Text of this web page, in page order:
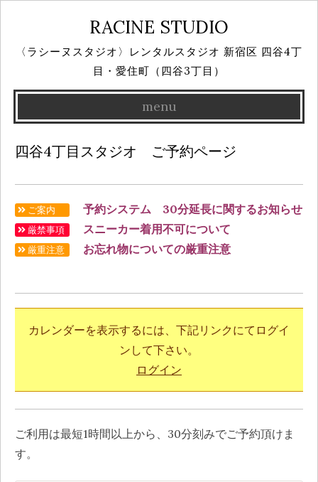
RACINE STUDIO
〈ラシーヌスタジオ〉レンタルスタジオ 新宿区 四谷4丁
目・愛住町（四谷3丁目）
menu
to
content
四谷4丁目スタジオ ご予約ページ
ご案内 予約システム 30分延長に関するお知らせ
厳禁事項 スニーカー着用不可について
厳重注意 お忘れ物についての厳重注意
カレンダーを表示するには、下記リンクにてログイ
ンして下さい。
ログイン
ご利用は最短1時間以上から、30分刻みでご予約頂けま
す。